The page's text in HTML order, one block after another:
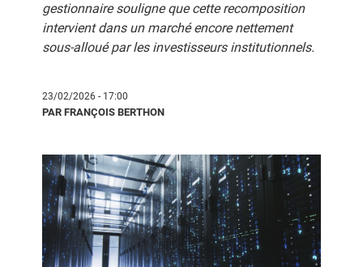
gestionnaire souligne que cette recomposition
intervient dans un marché encore nettement
sous-alloué par les investisseurs institutionnels.
23/02/2026 - 17:00
PAR FRANÇOIS BERTHON